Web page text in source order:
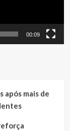
00:09
após mais de